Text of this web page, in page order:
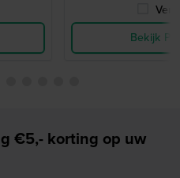
Bekijk
€5,- korting op uw